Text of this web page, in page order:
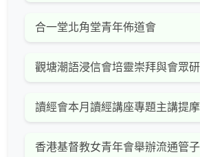
合一堂北角堂青年佈道會
觀塘潮語浸信會培靈崇拜與會眾
讀經會本月讀經講座專題主講提
香港基督教女青年會舉辦流通管